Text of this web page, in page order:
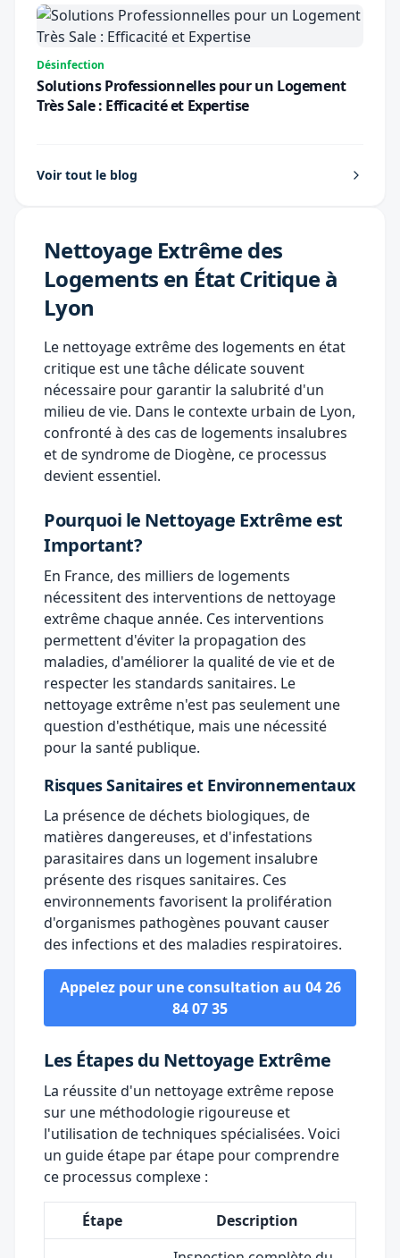
Désinfection
Solutions Professionnelles pour un Logement
Très Sale : Efficacité et Expertise
Voir tout le blog
Nettoyage Extrême des
Logements en État Critique à
Lyon
Le nettoyage extrême des logements en état
critique est une tâche délicate souvent
nécessaire pour garantir la salubrité d'un
milieu de vie. Dans le contexte urbain de Lyon,
confronté à des cas de logements insalubres
et de syndrome de Diogène, ce processus
devient essentiel.
Pourquoi le Nettoyage Extrême est
Important?
En France, des milliers de logements
nécessitent des interventions de nettoyage
extrême chaque année. Ces interventions
permettent d'éviter la propagation des
maladies, d'améliorer la qualité de vie et de
respecter les standards sanitaires. Le
nettoyage extrême n'est pas seulement une
question d'esthétique, mais une nécessité
pour la santé publique.
Risques Sanitaires et Environnementaux
La présence de déchets biologiques, de
matières dangereuses, et d'infestations
parasitaires dans un logement insalubre
présente des risques sanitaires. Ces
environnements favorisent la prolifération
d'organismes pathogènes pouvant causer
des infections et des maladies respiratoires.
Appelez pour une consultation au 04 26
84 07 35
Les Étapes du Nettoyage Extrême
La réussite d'un nettoyage extrême repose
sur une méthodologie rigoureuse et
l'utilisation de techniques spécialisées. Voici
un guide étape par étape pour comprendre
ce processus complexe :
Étape
Description